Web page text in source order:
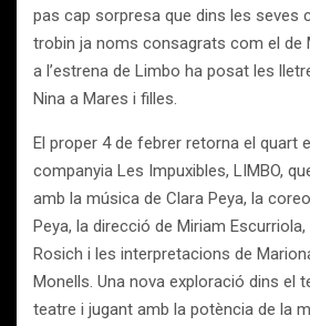
pas cap sorpresa que dins les seves
trobin ja noms consagrats com el de
a l’estrena de Limbo ha posat les
Nina a Mares i filles.
El proper 4 de febrer retorna el quart
companyia Les Impuxibles, LIMBO,
amb la música de Clara Peya, la
Peya, la direcció de Miriam
Rosich i les interpretacions de
Monells. Una nova exploració dins el
teatre i jugant amb la potència de la